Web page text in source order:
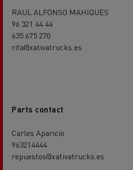
RAUL ALFONSO MAHIQUES
96 321 44 44
635 675 270
rita@xativatrucks.es
Parts contact
Carles Aparicio
963214444
repuestos@xativatrucks.es